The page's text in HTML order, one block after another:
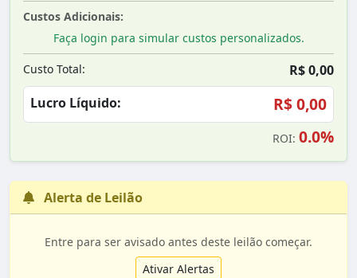
Custos Adicionais:
Faça login para simular custos personalizados.
Custo Total:
R$ 0,00
Lucro Líquido:
R$ 0,00
ROI: 0.0%
Alerta de Leilão
Entre para ser avisado antes deste leilão começar.
Ativar Alertas